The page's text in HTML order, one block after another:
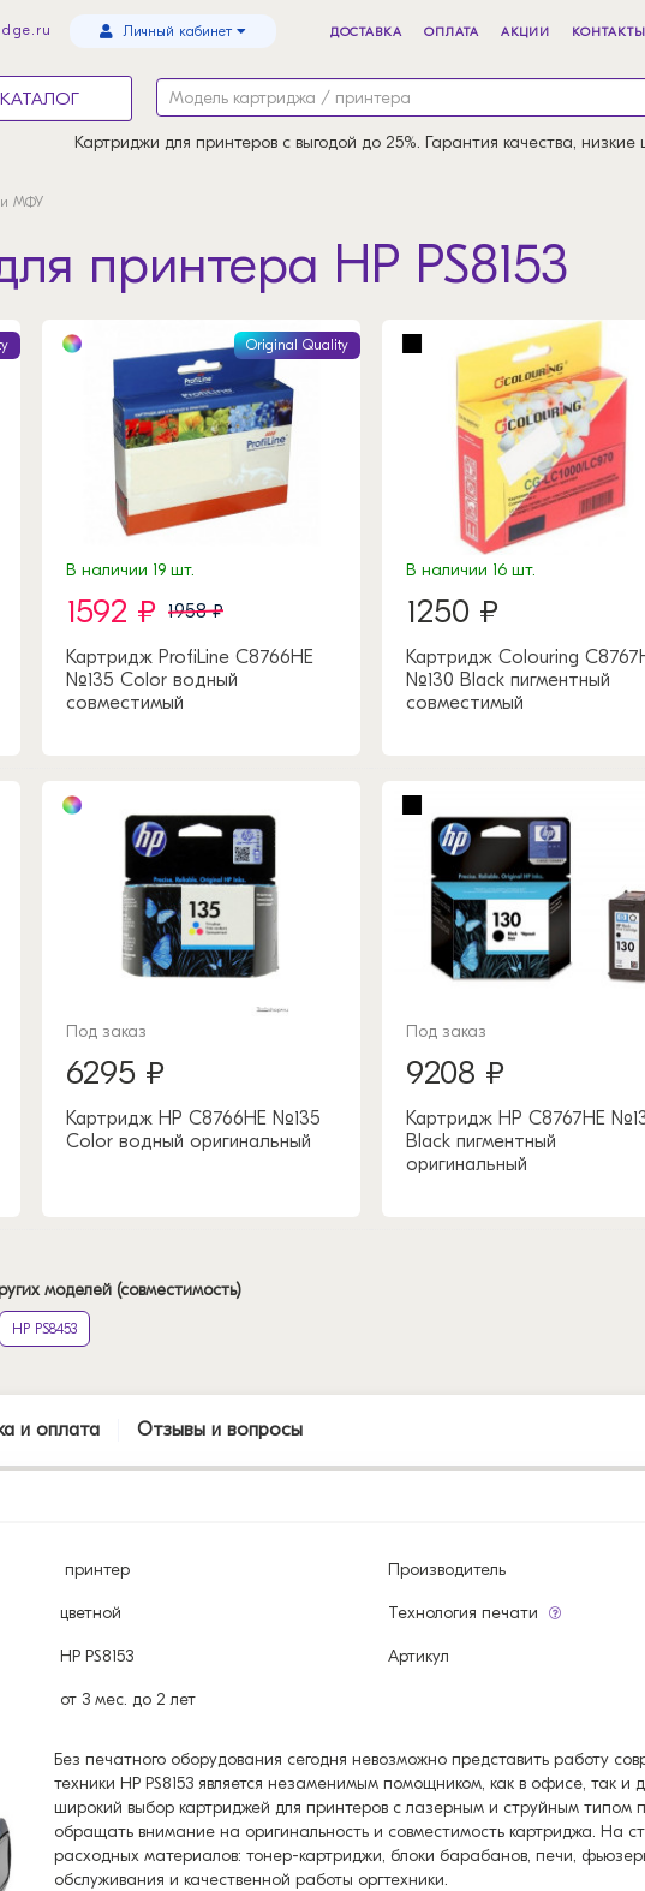
Личный кабинет ДОСТАВКА ОПЛАТА АКЦИИ КОНТАКТЫ
КАТАЛОГ
Картриджи для принтеров с выгодой до 25%. Гарантия качества, низкие
и МФУ
принтера HP PS8153
Original Quality
В наличии 19 шт.
1592 ₽ 1958 ₽
Картридж ProfiLine C8766HE
№135 Color водный
совместимый
В наличии 16 шт.
1250 ₽
Картридж Colouring
№130 Black пигментный
совместимый
Под заказ
6295 ₽
Картридж HP C8766HE №135
Color водный оригинальный
Под заказ
9208 ₽
Картридж HP C8767HE
Black пигментный
оригинальный
моделей (совместимость)
HP PS8453
и оплата Отзывы и вопросы
принтер Производитель
цветной Технология печати
HP PS8153 Артикул
от 3 мес. до 2 лет
Без печатного оборудования сегодня невозможно представить работу
техники HP PS8153 является незаменимым помощником, как в офисе, так
широкий выбор картриджей для принтеров с лазерным и струйным типом
обращать внимание на оригинальность и совместимость картриджа. На
расходных материалов: тонер-картриджи, блоки барабанов, печи,
обслуживания и качественной работы оргтехники.